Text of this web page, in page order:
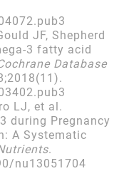
JF, Shepherd
3 fatty acid
Database
LJ, et al.
during Pregnancy
A Systematic
.
nu13051704